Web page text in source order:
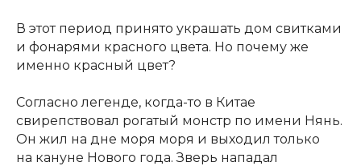
В этот период принято украшать дом свитками
и фонарями красного цвета. Но почему же
именно красный цвет?
Согласно легенде, когда-то в Китае
свирепствовал рогатый монстр по имени Нянь.
Он жил на дне моря моря и выходил только
на кануне Нового года. Зверь нападал